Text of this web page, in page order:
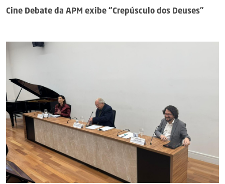
Cine Debate da APM exibe “Crepúsculo dos Deuses”